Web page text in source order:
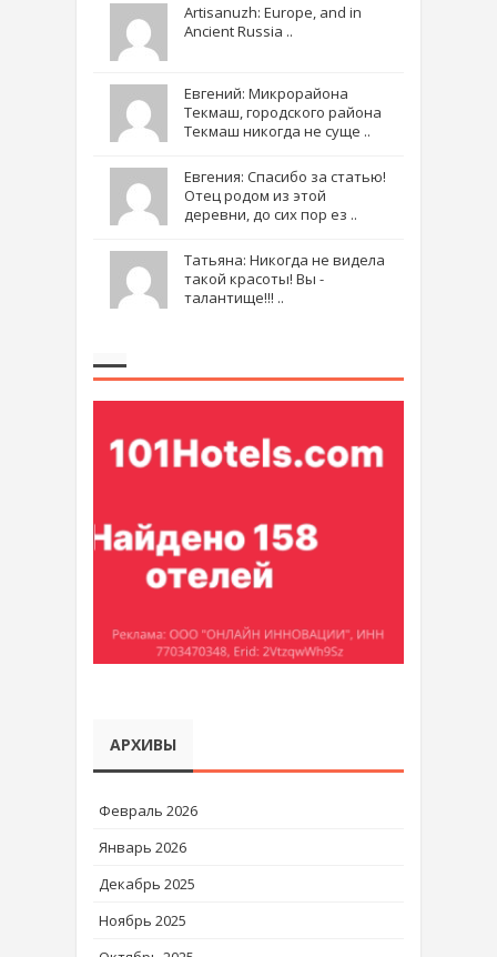
Artisanuzh: Europe, and in
Ancient Russia ..
Евгений: Микрорайона
Текмаш, городского района
Текмаш никогда не суще ..
Евгения: Спасибо за статью!
Отец родом из этой
деревни, до сих пор ез ..
Татьяна: Никогда не видела
такой красоты! Вы -
талантище!!! ..
АРХИВЫ
Февраль 2026
Январь 2026
Декабрь 2025
Ноябрь 2025